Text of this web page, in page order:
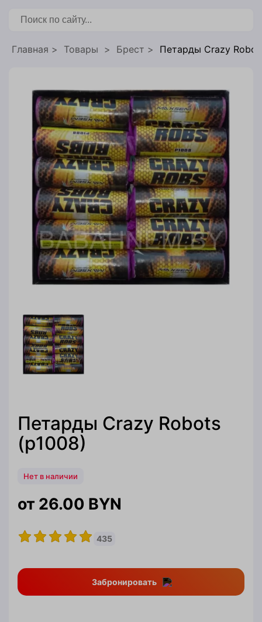
Главная Товары Брест Петарды Crazy
Петарды Crazy Robots
(p1008)
Нет в наличии
26.00 BYN
435
Забронировать